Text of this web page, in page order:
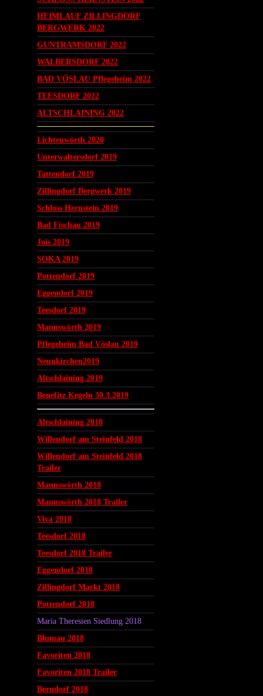
HEIMLAUF ZILLINGDORF
BERGWERK 2022
GUNTRAMSDORF 2022
WALBERSDORF 2022
BAD VÖSLAU Pflegeheim 2022
TEESDORF 2022
ALTSCHLAINING 2022
Lichtenwörth 2020
Unterwaltersdorf 2019
Tattendorf 2019
Zillingdorf Bergwerk 2019
Schloss Hernstein 2019
Bad Fischau 2019
Jois 2019
SOKA 2019
Pottendorf 2019
Eggendorf 2019
Teesdorf 2019
Mannswörth 2019
Pflegeheim Bad Vöslau 2019
Neunkirchen2019
Altschlaining 2019
Benefitz Kegeln 30.3.2019
Altschlaining 2018
Willendorf am Steinfeld 2018
Willendorf am Steinfeld 2018
Trailer
Mannswörth 2018
Mannswörth 2018 Trailer
Viva 2018
Teesdorf 2018
Teesdorf 2018 Trailer
Eggendorf 2018
Zillingdorf Markt 2018
Pottendorf 2018
Maria Theresien Siedlung 2018
Blumau 2018
Favoriten 2018
Favoriten 2018 Trailer
Berndorf 2018